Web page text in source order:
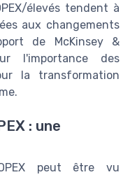
élevés tendent à
aux changements
de McKinsey &
l'importance des
la transformation
: une
peut être vu